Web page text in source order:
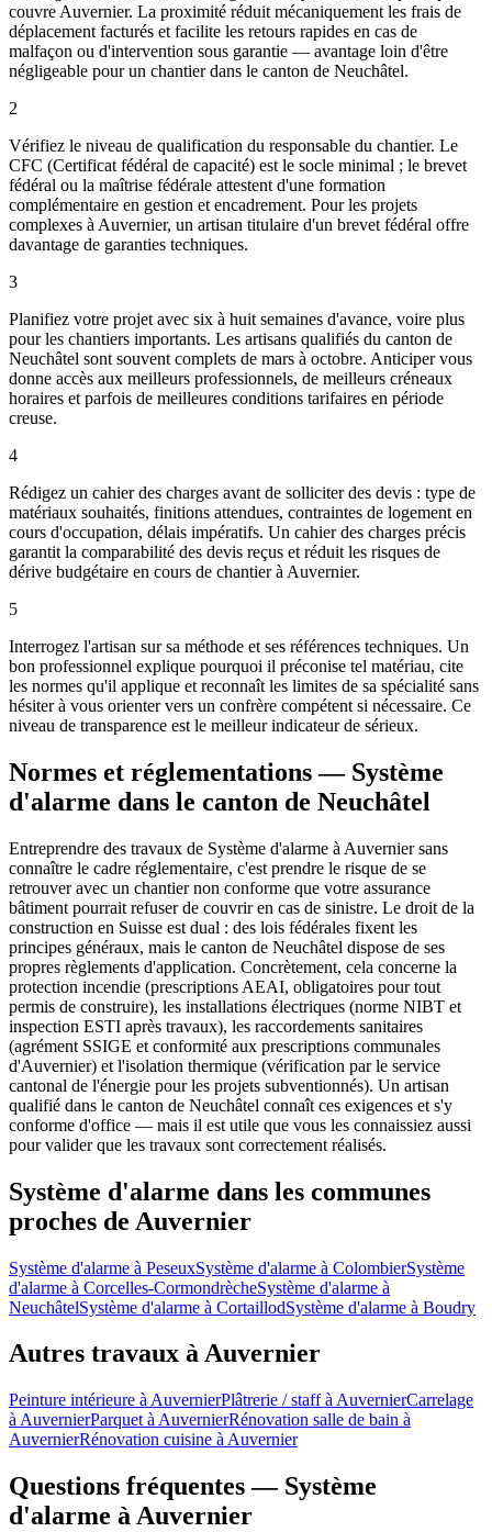
couvre Auvernier. La proximité réduit mécaniquement les frais de
déplacement facturés et facilite les retours rapides en cas de
malfaçon ou d'intervention sous garantie — avantage loin d'être
négligeable pour un chantier dans le canton de Neuchâtel.
2
Vérifiez le niveau de qualification du responsable du chantier. Le
CFC (Certificat fédéral de capacité) est le socle minimal ; le brevet
fédéral ou la maîtrise fédérale attestent d'une formation
complémentaire en gestion et encadrement. Pour les projets
complexes à Auvernier, un artisan titulaire d'un brevet fédéral offre
davantage de garanties techniques.
3
Planifiez votre projet avec six à huit semaines d'avance, voire plus
pour les chantiers importants. Les artisans qualifiés du canton de
Neuchâtel sont souvent complets de mars à octobre. Anticiper vous
donne accès aux meilleurs professionnels, de meilleurs créneaux
horaires et parfois de meilleures conditions tarifaires en période
creuse.
4
Rédigez un cahier des charges avant de solliciter des devis : type de
matériaux souhaités, finitions attendues, contraintes de logement en
cours d'occupation, délais impératifs. Un cahier des charges précis
garantit la comparabilité des devis reçus et réduit les risques de
dérive budgétaire en cours de chantier à Auvernier.
5
Interrogez l'artisan sur sa méthode et ses références techniques. Un
bon professionnel explique pourquoi il préconise tel matériau, cite
les normes qu'il applique et reconnaît les limites de sa spécialité sans
hésiter à vous orienter vers un confrère compétent si nécessaire. Ce
niveau de transparence est le meilleur indicateur de sérieux.
Normes et réglementations — Système
d'alarme dans le canton de Neuchâtel
Entreprendre des travaux de Système d'alarme à Auvernier sans
connaître le cadre réglementaire, c'est prendre le risque de se
retrouver avec un chantier non conforme que votre assurance
bâtiment pourrait refuser de couvrir en cas de sinistre. Le droit de la
construction en Suisse est dual : des lois fédérales fixent les
principes généraux, mais le canton de Neuchâtel dispose de ses
propres règlements d'application. Concrètement, cela concerne la
protection incendie (prescriptions AEAI, obligatoires pour tout
permis de construire), les installations électriques (norme NIBT et
inspection ESTI après travaux), les raccordements sanitaires
(agrément SSIGE et conformité aux prescriptions communales
d'Auvernier) et l'isolation thermique (vérification par le service
cantonal de l'énergie pour les projets subventionnés). Un artisan
qualifié dans le canton de Neuchâtel connaît ces exigences et s'y
conforme d'office — mais il est utile que vous les connaissiez aussi
pour valider que les travaux sont correctement réalisés.
Système d'alarme dans les communes
proches de Auvernier
Système d'alarme à PeseuxSystème d'alarme à ColombierSystème
d'alarme à Corcelles-CormondrècheSystème d'alarme à
NeuchâtelSystème d'alarme à CortaillodSystème d'alarme à Boudry
Autres travaux à Auvernier
Peinture intérieure à AuvernierPlâtrerie / staff à AuvernierCarrelage
à AuvernierParquet à AuvernierRénovation salle de bain à
AuvernierRénovation cuisine à Auvernier
Questions fréquentes — Système
d'alarme à Auvernier